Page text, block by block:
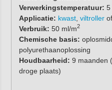
Verwerkingstemperatuur: 5
Applicatie: kwast, viltrollerof
Verbruik: 50 ml/m2
Chemische basis:
polyurethaanoplossing
Houdbaarheid: 9 maanden
droge plaats)